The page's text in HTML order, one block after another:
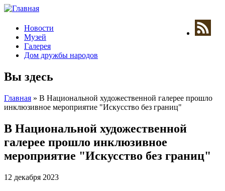
Новости
Музей
Галерея
Дом дружбы народов
Вы здесь
Главная » В Национальной художественной галерее прошло
инклюзивное мероприятие "Искусство без границ"
В Национальной художественной
галерее прошло инклюзивное
мероприятие "Искусство без границ"
12 декабря 2023